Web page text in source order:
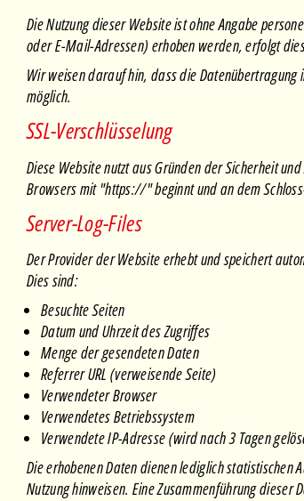
Die Nutzung dieser Website ist ohne Angabe
oder E-Mail-Adressen) erhoben werden, erfolgt
Wir weisen darauf hin, dass die Datenübertragung
möglich.
SSL-Verschlüsselung
Diese Website nutzt aus Gründen der Sicherheit
Browsers mit "https://" beginnt und an dem
Server-Log-Files
Der Provider der Website erhebt und speichert
Dies sind:
Besuchte Seiten
Datum und Uhrzeit des Zugriffes
Menge der gesendeten Daten
Referrer URL (verweisende Seite)
Verwendeter Browser
Verwendetes Betriebssystem
Verwendete IP-Adresse (wird nach 3 Tagen
Die erhobenen Daten dienen lediglich
Nutzung hinweisen. Eine Zusammenführung